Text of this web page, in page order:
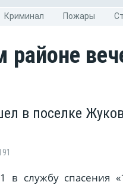
Криминал Пожары
районе
в поселке
в службу спасения